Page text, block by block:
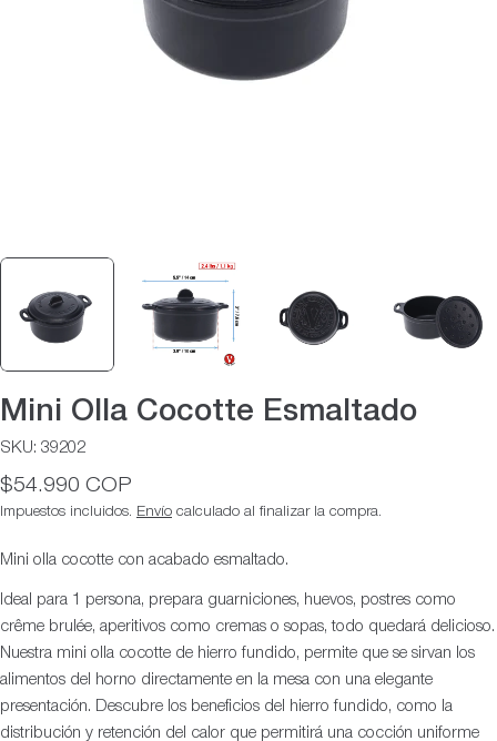
medios 0 en modal
Mini Olla Cocotte Esmaltado
SKU: 39202
Precio
habitual
$54.990 COP
Impuestos incluidos. Envío calculado al finalizar la compra.
Mini olla cocotte con acabado esmaltado.
Ideal para 1 persona, prepara guarniciones, huevos, postres como
crême brulée, aperitivos como cremas o sopas, todo quedará delicioso.
Nuestra mini olla cocotte de hierro fundido, permite que se sirvan los
alimentos del horno directamente en la mesa con una elegante
presentación. Descubre los beneficios del hierro fundido, como la
distribución y retención del calor que permitirá una cocción uniforme